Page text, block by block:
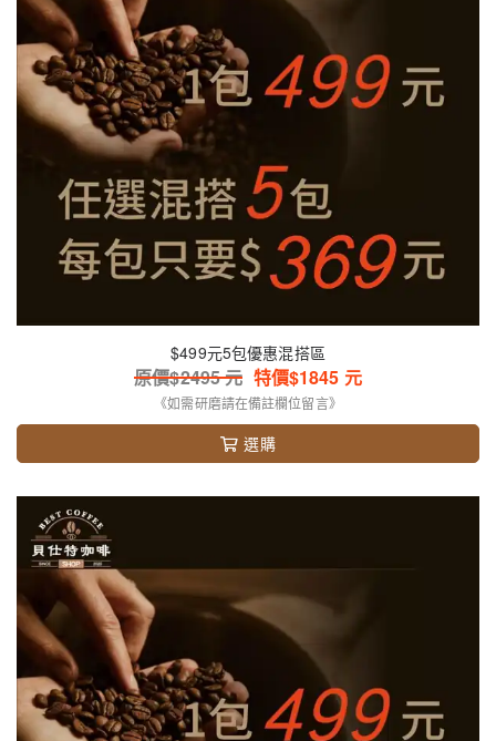
$499元5包優惠混搭區
原價$2495元 特價$1845 元
《如需研磨請在備註欄位留言》
選購